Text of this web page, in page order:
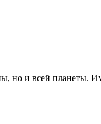
но и всей планеты.